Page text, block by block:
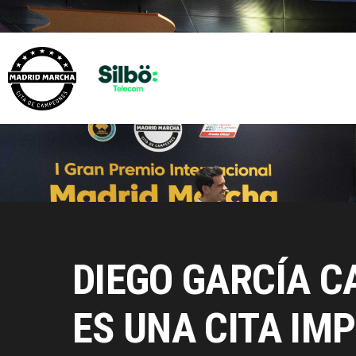
DIEGO GARCÍA
ES UNA CITA